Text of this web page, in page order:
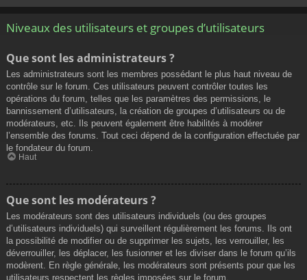
Niveaux des utilisateurs et groupes d’utilisateurs
Que sont les administrateurs ?
Les administrateurs sont les membres possédant le plus haut niveau de
contrôle sur le forum. Ces utilisateurs peuvent contrôler toutes les
opérations du forum, telles que les paramètres des permissions, le
bannissement d’utilisateurs, la création de groupes d’utilisateurs ou de
modérateurs, etc. Ils peuvent également être habilités à modérer
l’ensemble des forums. Tout ceci dépend de la configuration effectuée par
le fondateur du forum.
Haut
Que sont les modérateurs ?
Les modérateurs sont des utilisateurs individuels (ou des groupes
d’utilisateurs individuels) qui surveillent régulièrement les forums. Ils ont
la possibilité de modifier ou de supprimer les sujets, les verrouiller, les
déverrouiller, les déplacer, les fusionner et les diviser dans le forum qu’ils
modèrent. En règle générale, les modérateurs sont présents pour que les
utilisateurs respectent les règles imposées sur le forum.